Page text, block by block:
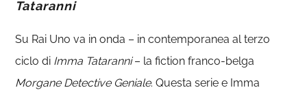
Tataranni
Su Rai Uno va in onda – in contemporanea al terzo
ciclo di Imma Tataranni– la fiction franco-belga
Morgane Detective Geniale. Questa serie e Imma